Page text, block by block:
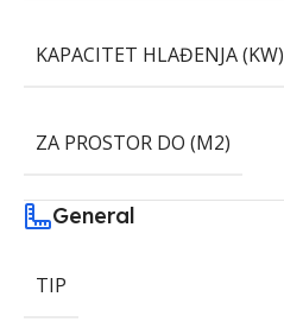
KAPACITET HLAĐENJA (KW)
ZA PROSTOR DO (M2)
General
TIP